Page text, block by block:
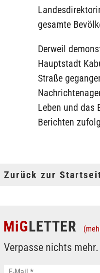
gesamte
Derweil
Hauptstadt
Straße
Leben und das
Berichten
Zurück zur
MiGLETTER
Verpasse nichts